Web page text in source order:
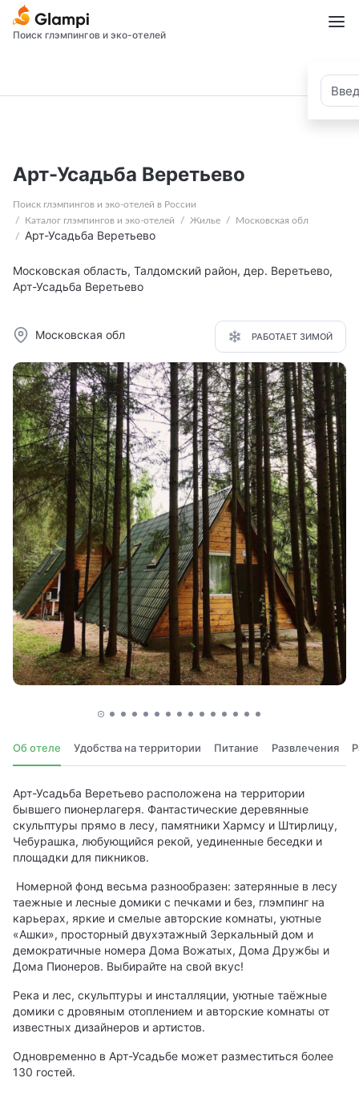
Поиск глэмпингов и эко-отелей
Арт-Усадьба Веретьево
Поиск глэмпингов и эко-отелей в России
Каталог глэмпингов и эко-отелей
Жилье Московская обл
Арт-Усадьба Веретьево
Московская область, Талдомский район, дер. Веретьево,
Арт-Усадьба Веретьево
Московская обл РАБОТАЕТ ЗИМОЙ
Об отеле Удобства на территории Питание Развлечения
Арт-Усадьба Веретьево расположена на территории
бывшего пионерлагеря. Фантастические деревянные
скульптуры прямо в лесу, памятники Хармсу и Штирлицу,
Чебурашка, любующийся рекой, уединенные беседки и
площадки для пикников.
Номерной фонд весьма разнообразен: затерянные в лесу
таежные и лесные домики с печками и без, глэмпинг на
карьерах, яркие и смелые авторские комнаты, уютные
«Ашки», просторный двухэтажный Зеркальный дом и
демократичные номера Дома Вожатых, Дома Дружбы и
Дома Пионеров. Выбирайте на свой вкус!
Река и лес, скульптуры и инсталляции, уютные таёжные
домики c дровяным отоплением и авторские комнаты от
известных дизайнеров и артистов.
Одновременно в Арт-Усадьбе может разместиться более
130 гостей.